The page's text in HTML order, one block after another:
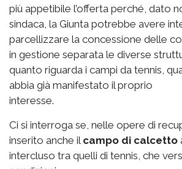
più appetibile l’offerta perché, dato
sindaca, la Giunta potrebbe avere
parcellizzare la concessione delle
in gestione separata le diverse
quanto riguarda i campi da tennis,
abbia già manifestato il proprio
interesse.
Ci si interroga se, nelle opere di
inserito anche il campo di calcetto
intercluso tra quelli di tennis, che